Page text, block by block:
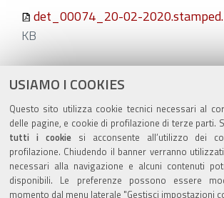
USIAMO I COOKIES
Questo sito utilizza cookie tecnici necessari al
delle pagine, e cookie di profilazione di terze parti.
tutti i cookiesi acconsente all’utilizzo dei
profilazione. Chiudendo il banner verranno
necessari alla navigazione e alcuni contenuti
disponibili. Le preferenze possono essere
momento dal menu laterale "Gestisci impostazioni
det_00074_20-02-
KB
Azioni
sul
documento
ultima modifica 29/06/2020